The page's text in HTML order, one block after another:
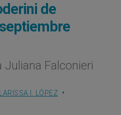
de
Falconieri
LARISSA I. LÓPEZ